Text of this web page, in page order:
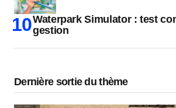
Waterpark Simulator : test
gestion
Dernière sortie du thème